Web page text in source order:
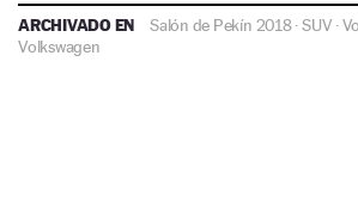
ARCHIVADO EN Salón de Pekín 2018·SUV ·
Volkswagen